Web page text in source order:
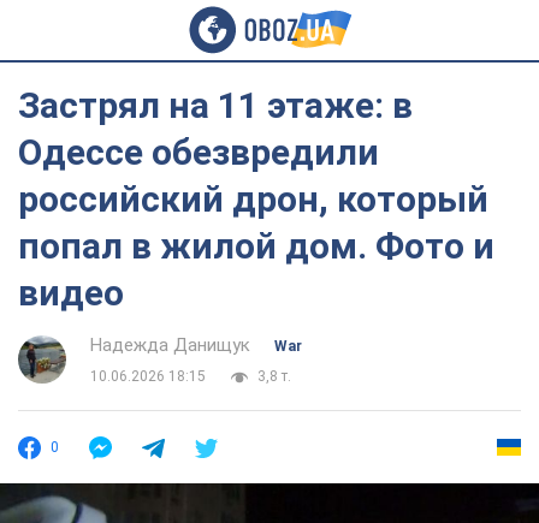
Застрял на 11 этаже: в
Одессе обезвредили
российский дрон, который
попал в жилой дом. Фото и
видео
Надежда Данищук
War
10.06.2026 18:15
3,8 т.
0